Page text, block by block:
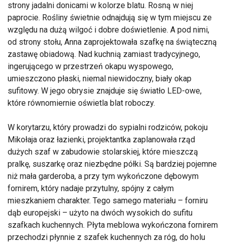
strony jadalni donicami w kolorze blatu. Rosną w niej
paprocie. Rośliny świetnie odnajdują się w tym miejscu ze
względu na dużą wilgoć i dobre doświetlenie. A pod nimi,
od strony stołu, Anna zaprojektowała szafkę na świąteczną
zastawę obiadową. Nad kuchnią zamiast tradycyjnego,
ingerującego w przestrzeń okapu wyspowego,
umieszczono płaski, niemal niewidoczny, biały okap
sufitowy. W jego obrysie znajduje się światło LED-owe,
które równomiernie oświetla blat roboczy.
W korytarzu, który prowadzi do sypialni rodziców, pokoju
Mikołaja oraz łazienki, projektantka zaplanowała rząd
dużych szaf w zabudowie stolarskiej, które mieszczą
pralkę, suszarkę oraz niezbędne półki. Są bardziej pojemne
niż mała garderoba, a przy tym wykończone dębowym
fornirem, który nadaje przytulny, spójny z całym
mieszkaniem charakter. Tego samego materiału – forniru
dąb europejski – użyto na dwóch wysokich do sufitu
szafkach kuchennych. Płyta meblowa wykończona fornirem
przechodzi płynnie z szafek kuchennych za róg, do holu